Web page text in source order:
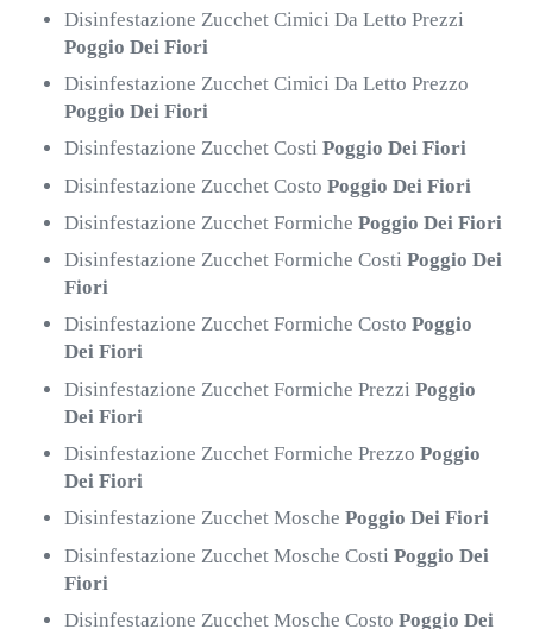
Disinfestazione Zucchet Cimici Da Letto Prezzi
Poggio Dei Fiori
Disinfestazione Zucchet Cimici Da Letto Prezzo
Poggio Dei Fiori
Disinfestazione Zucchet CostiPoggio Dei Fiori
Disinfestazione Zucchet CostoPoggio Dei Fiori
Disinfestazione Zucchet FormichePoggio Dei Fiori
Disinfestazione Zucchet Formiche CostiPoggio Dei
Fiori
Disinfestazione Zucchet Formiche CostoPoggio
Dei Fiori
Disinfestazione Zucchet Formiche PrezziPoggio
Dei Fiori
Disinfestazione Zucchet Formiche PrezzoPoggio
Dei Fiori
Disinfestazione Zucchet MoschePoggio Dei Fiori
Disinfestazione Zucchet Mosche CostiPoggio Dei
Fiori
Disinfestazione Zucchet Mosche CostoPoggio Dei